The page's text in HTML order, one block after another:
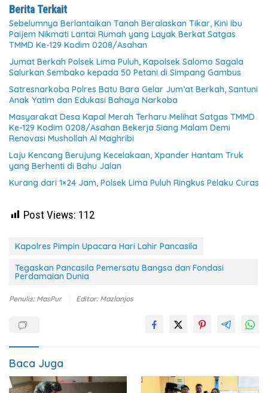
Berita Terkait
Sebelumnya Berlantaikan Tanah Beralaskan Tikar, Kini Ibu
Paijem Nikmati Lantai Rumah yang Layak Berkat Satgas
TMMD Ke-129 Kodim 0208/Asahan
Jumat Berkah Polsek Lima Puluh, Kapolsek Salomo Sagala
Salurkan Sembako kepada 50 Petani di Simpang Gambus
Satresnarkoba Polres Batu Bara Gelar Jum’at Berkah, Santuni
Anak Yatim dan Edukasi Bahaya Narkoba
Masyarakat Desa Kapal Merah Terharu Melihat Satgas TMMD
Ke-129 Kodim 0208/Asahan Bekerja Siang Malam Demi
Renovasi Mushollah Al Maghribi
Laju Kencang Berujung Kecelakaan, Xpander Hantam Truk
yang Berhenti di Bahu Jalan
Kurang dari 1×24 Jam, Polsek Lima Puluh Ringkus Pelaku Curas
Post Views: 112
Kapolres Pimpin Upacara Hari Lahir Pancasila
Tegaskan Pancasila Pemersatu Bangsa dan Fondasi
Perdamaian Dunia
Penulis: MasPur Editor: Mazlanjos
Baca Juga